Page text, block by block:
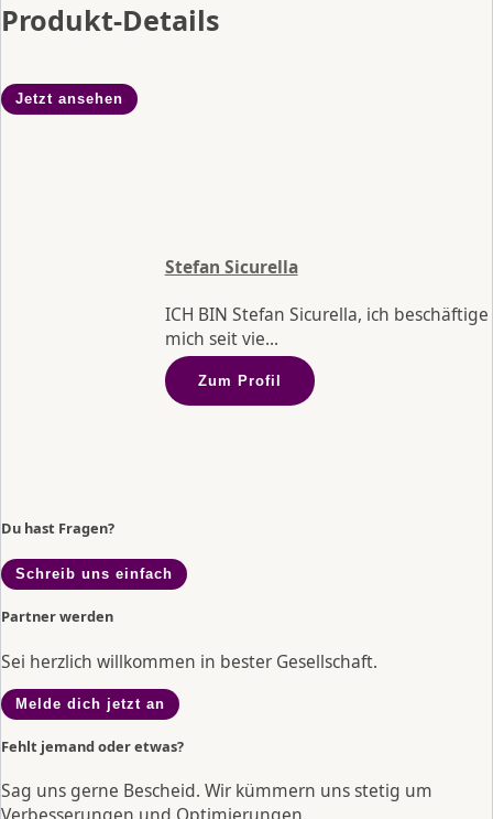
Produkt-Details
Jetzt ansehen
Stefan Sicurella
ICH BIN Stefan Sicurella, ich beschäftige
mich seit vie...
Zum Profil
Du hast Fragen?
Schreib uns einfach
Partner werden
Sei herzlich willkommen in bester Gesellschaft.
Melde dich jetzt an
Fehlt jemand oder etwas?
Sag uns gerne Bescheid. Wir kümmern uns stetig um